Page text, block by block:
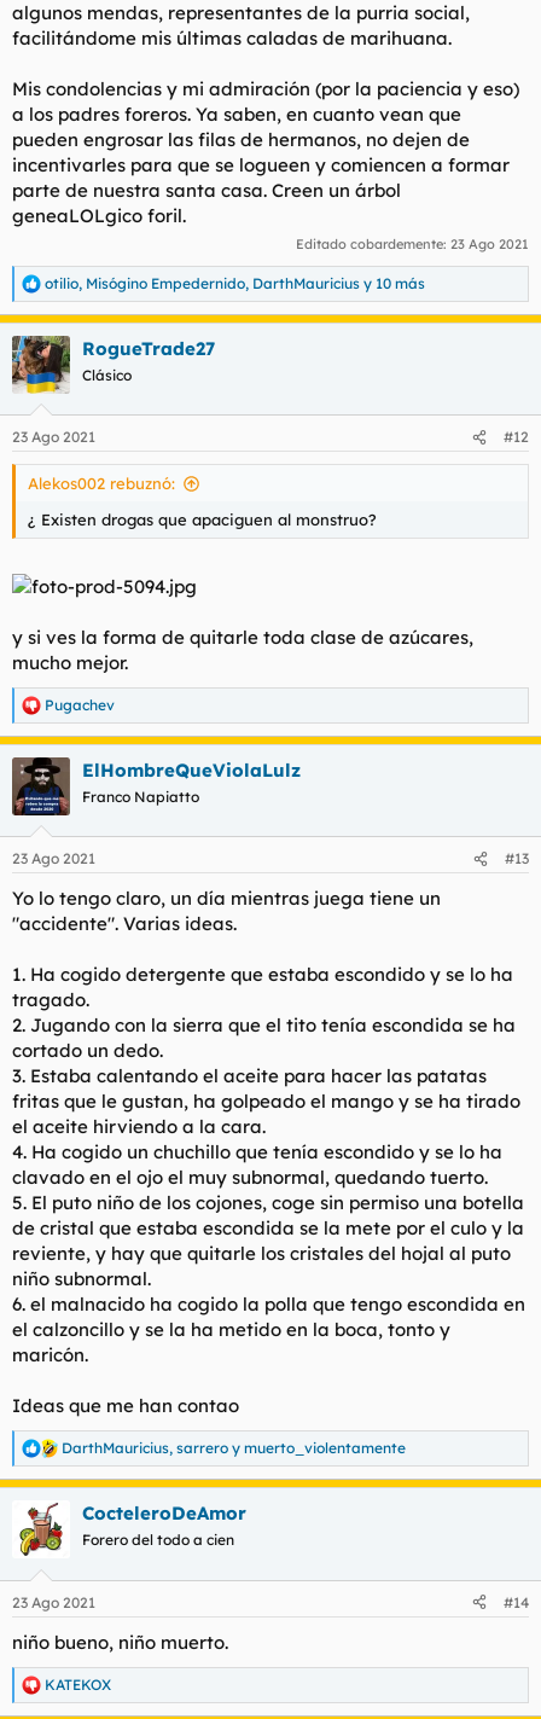
algunos mendas, representantes de la purria social,
facilitándome mis últimas caladas de marihuana.
Mis condolencias y mi admiración (por la paciencia y eso)
a los padres foreros. Ya saben, en cuanto vean que
pueden engrosar las filas de hermanos, no dejen de
incentivarles para que se logueen y comiencen a formar
parte de nuestra santa casa. Creen un árbol
geneaLOLgico foril.
Editado cobardemente: 23 Ago 2021
R
e
a
c
c
i
e
s
otilio, Misógino Empedernido, DarthMauricius y 10 más
RogueTrade27
Clásico
23 Ago 2021 #12
Alekos002 rebuznó:
¿ Existen drogas que apaciguen al monstruo?
y si ves la forma de quitarle toda clase de azúcares,
mucho mejor.
R
e
a
c
c
i
e
:
Pugachev
ElHombreQueViolaLulz
Franco Napiatto
23 Ago 2021 #13
Yo lo tengo claro, un día mientras juega tiene un
"accidente". Varias ideas.
1. Ha cogido detergente que estaba escondido y se lo ha
tragado.
2. Jugando con la sierra que el tito tenía escondida se ha
cortado un dedo.
3. Estaba calentando el aceite para hacer las patatas
fritas que le gustan, ha golpeado el mango y se ha tirado
el aceite hirviendo a la cara.
4. Ha cogido un chuchillo que tenía escondido y se lo ha
clavado en el ojo el muy subnormal, quedando tuerto.
5. El puto niño de los cojones, coge sin permiso una botella
de cristal que estaba escondida se la mete por el culo y la
reviente, y hay que quitarle los cristales del hojal al puto
niño subnormal.
6. el malnacido ha cogido la polla que tengo escondida en
el calzoncillo y se la ha metido en la boca, tonto y
maricón.
Ideas que me han contao
R
e
a
c
i
e
:
DarthMauricius, sarrero y muerto_violentamente
CocteleroDeAmor
Forero del todo a cien
23 Ago 2021 #14
niño bueno, niño muerto.
R
e
KATEKOX